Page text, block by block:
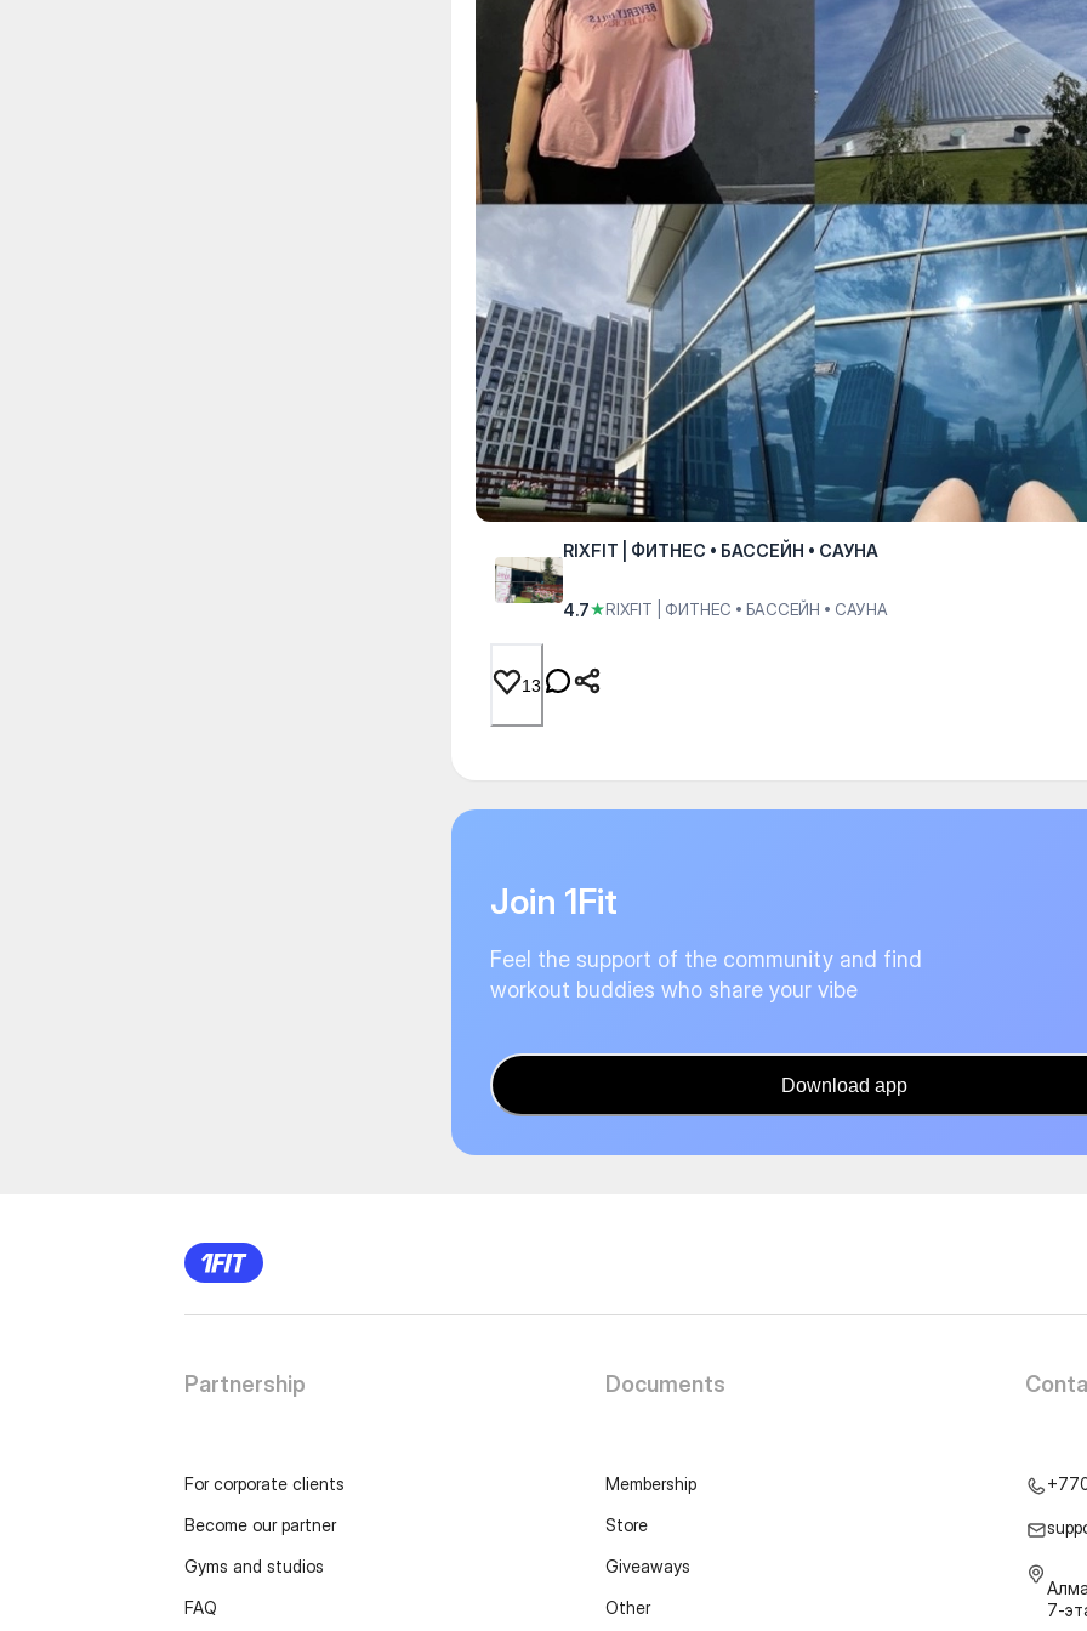
RIXFIT | ФИТНЕС • БАССЕЙН • САУНА
4.7★RIXFIT | ФИТНЕС • БАССЕЙН • САУНА
13
Join 1Fit
Feel the support of the community and find
workout buddies who share your vibe
Download app
Partnership
For corporate clients
Become our partner
Gyms and studios
FAQ
Documents
Membership
Store
Giveaways
Other
7-